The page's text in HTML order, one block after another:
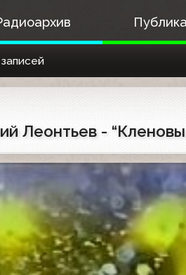
Леонтьев -